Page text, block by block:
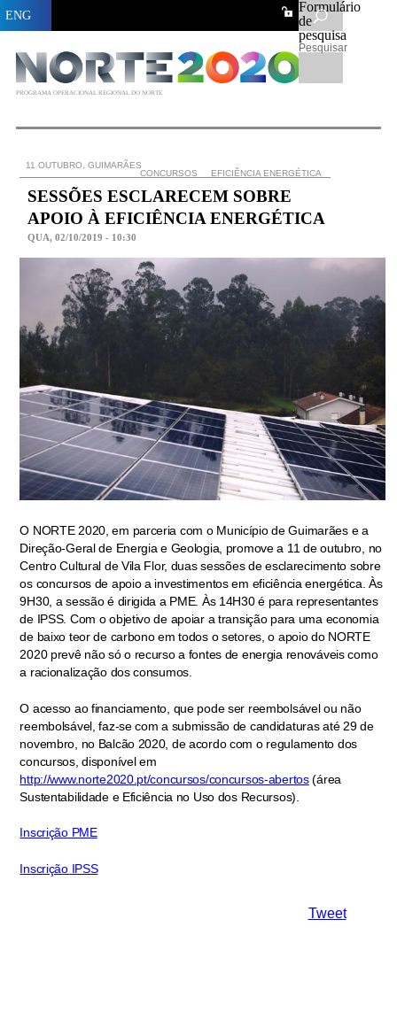
Formulário
de
pesquisa
Pesquisar
PROGRAMA OPERACIONAL REGIONAL DO NORTE
ENG
11 OUTUBRO, GUIMARÃES
CONCURSOS
EFICIÊNCIA ENERGÉTICA
SESSÕES ESCLARECEM SOBRE
APOIO À EFICIÊNCIA ENERGÉTICA
QUA, 02/10/2019 - 10:30
O NORTE 2020, em parceria com o Município de Guimarães e a
Direção-Geral de Energia e Geologia, promove a 11 de outubro, no
Centro Cultural de Vila Flor, duas sessões de esclarecimento sobre
os concursos de apoio a investimentos em eficiência energética. Às
9H30, a sessão é dirigida a PME. Às 14H30 é para representantes
de IPSS. Com o objetivo de apoiar a transição para uma economia
de baixo teor de carbono em todos o setores, o apoio do NORTE
2020 prevê não só o recurso a fontes de energia renováveis como
a racionalização dos consumos.
O acesso ao financiamento, que pode ser reembolsável ou não
reembolsável, faz-se com a submissão de candidaturas até 29 de
novembro, no Balcão 2020, de acordo com o regulamento dos
concursos, disponível em
http://www.norte2020.pt/concursos/concursos-abertos(área
Sustentabilidade e Eficiência no Uso dos Recursos).
Inscrição PME
Inscrição IPSS
Tweet